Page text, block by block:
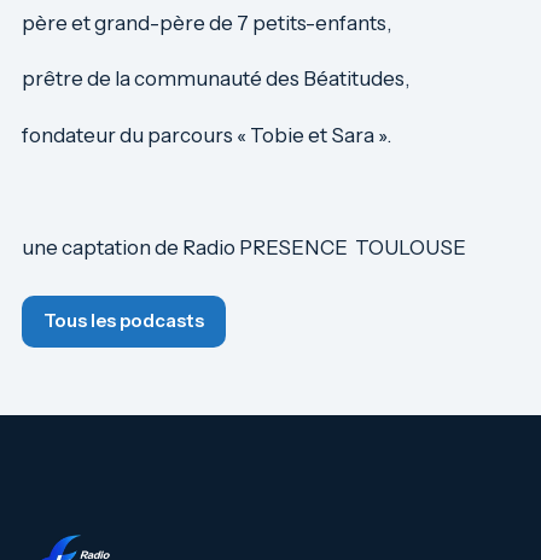
père et grand-père de 7 petits-enfants,
prêtre de la communauté des Béatitudes,
fondateur du parcours « Tobie et Sara ».
une captation de Radio PRESENCE TOULOUSE
Tous les podcasts